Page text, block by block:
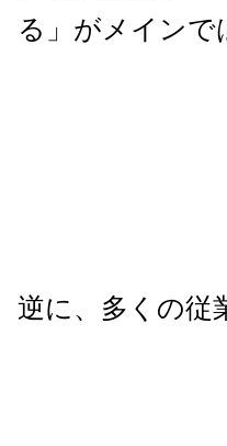
る」がメインで
逆に、多くの従